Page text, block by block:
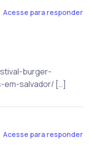
Acesse para responder
burger-
salvador/ […]
Acesse para responder